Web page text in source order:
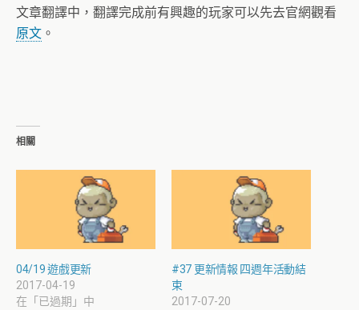
文章翻譯中，翻譯完成前有興趣的玩家可以先去官網觀看
原文 。
相關
04/19 遊戲更新
2017-04-19
在「已過期」中
#37 更新情報 四週年活動結
束
2017-07-20